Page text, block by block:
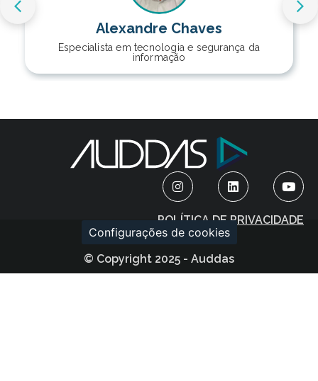
Alexandre Chaves
Especialista em tecnologia e segurança da
informação
© Copyright 2025 - Auddas
POLÍTICA DE PRIVACIDADE
Configurações de cookies